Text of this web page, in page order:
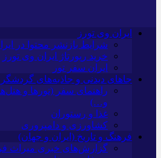
ایران وی تورز
شرایط بازنشر محتوا در
خرید رپورتاژ ایران وی تورز
ایران سفر تور
جاهای دیدنی و جاذبه‌های
راهنمای سفر (تورها و
و…)
غذا و رستوران
کشاورزی و دامپروری
فرهنگ و تاریخ (ایران و جهان)
گزارش‌های خبری میراث